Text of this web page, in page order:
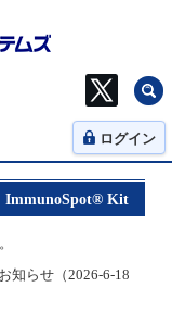
ログイン
ImmunoSpot® Kit
知らせ（2026-6-18